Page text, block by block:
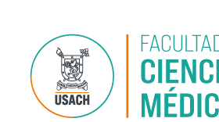
Pasar al contenido principal